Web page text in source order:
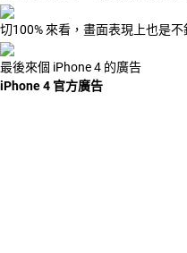
切100% 來看，畫面表現上也是不
最後來個 iPhone 4 的廣告
iPhone 4 官方廣告